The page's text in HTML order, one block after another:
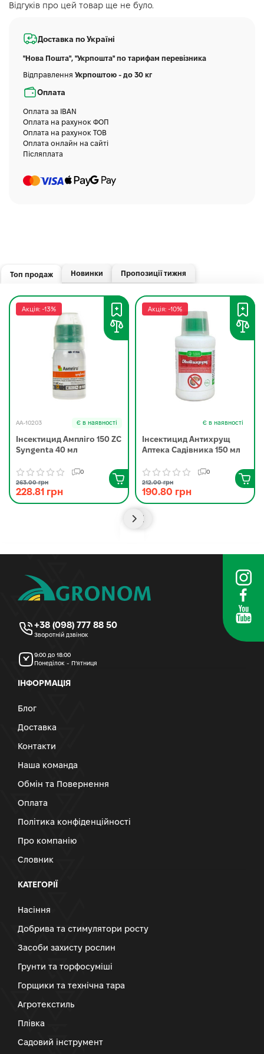
Відгуків про цей товар ще не було.
Доставка по Україні
"Нова Пошта", "Укрпошта" по тарифам перевізника
Відправлення Укрпоштою - до 30 кг
Оплата
Оплата за IBAN
Оплата на рахунок ФОП
Оплата на рахунок ТОВ
Оплата онлайн на сайті
Післяплата
Топ продаж Новинки Пропозиції тижня
Акція: -13%
AA-10203 Є в наявності
Інсектицид Ампліго 150 ZC
Syngenta 40 мл
0
263.00 грн
228.81 грн
Акція: -10%
Є в наявності
Інсектицид Антихрущ
Аптека Садівника 150 мл
0
212.00 грн
190.80 грн
+38 (098) 777 88 50
Зворотній дзвінок
9:00 до 18:00
Понеділок - П’ятниця
ІНФОРМАЦІЯ
Блог
Доставка
Контакти
Наша команда
Обмін та Повернення
Оплата
Політика конфіденційності
Про компанію
Словник
КАТЕГОРІЇ
Насіння
Добрива та стимулятори росту
Засоби захисту рослин
Грунти та торфосуміші
Горщики та технічна тара
Агротекстиль
Плівка
Садовий інструмент